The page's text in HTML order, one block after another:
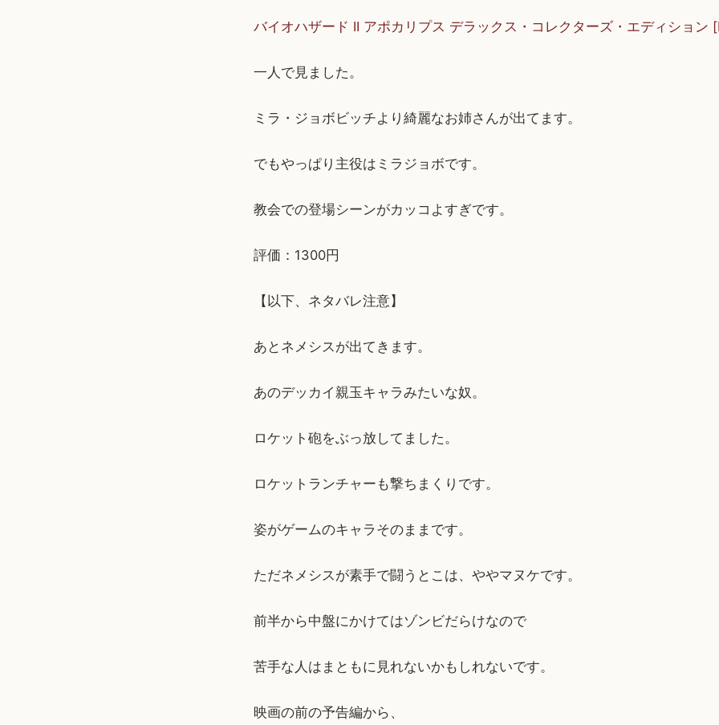
バイオハザード II アポカリプス デラックス・コレクターズ・エディション
一人で見ました。
ミラ・ジョボビッチより綺麗なお姉さんが出てます。
でもやっぱり主役はミラジョボです。
教会での登場シーンがカッコよすぎです。
評価：1300円
【以下、ネタバレ注意】
あとネメシスが出てきます。
あのデッカイ親玉キャラみたいな奴。
ロケット砲をぶっ放してました。
ロケットランチャーも撃ちまくりです。
姿がゲームのキャラそのままです。
ただネメシスが素手で闘うとこは、ややマヌケです。
前半から中盤にかけてはゾンビだらけなので
苦手な人はまともに見れないかもしれないです。
映画の前の予告編から、